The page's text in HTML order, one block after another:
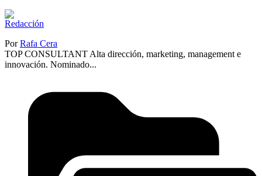
PorRafa Cera
TOP CONSULTANT Alta dirección, marketing, management e
innovación. Nominado...